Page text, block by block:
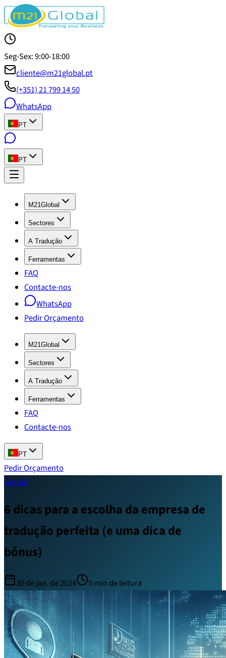
Seg-Sex: 9:00-18:00
cliente@m21global.pt
(+351) 21 799 14 50
WhatsApp
PT
PT
M21Global
Sectores
A Tradução
Ferramentas
FAQ
Contacte-nos
WhatsApp
Pedir Orçamento
M21Global
Sectores
A Tradução
Ferramentas
FAQ
Contacte-nos
PT
Pedir Orçamento
Gestão
6 dicas para a escolha da empresa de
tradução perfeita (e uma dica de
bónus)
30 de jan. de 2024 5min de leitura